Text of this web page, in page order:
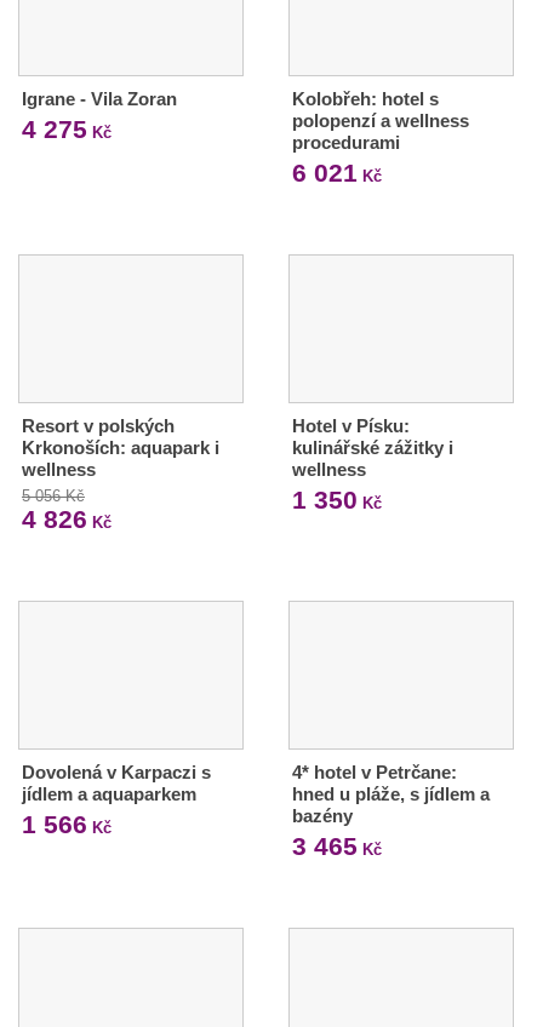
Igrane - Vila Zoran
4 275 Kč
Kolobřeh: hotel s
polopenzí a wellness
procedurami
6 021 Kč
Resort v polských
Krkonoších: aquapark i
wellness
5 056 Kč
4 826 Kč
Hotel v Písku:
kulinářské zážitky i
wellness
1 350 Kč
Dovolená v Karpaczi s
jídlem a aquaparkem
1 566 Kč
4* hotel v Petrčane:
hned u pláže, s jídlem a
bazény
3 465 Kč